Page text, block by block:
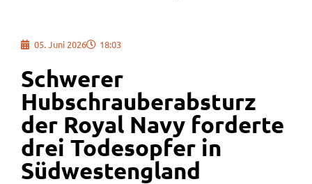
05. Juni 2026 18:03
Schwerer
Hubschrauberabsturz
der Royal Navy forderte
drei Todesopfer in
Südwestengland